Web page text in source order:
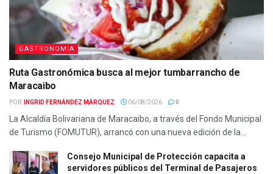
GASTRONOMIA
Ruta Gastronómica busca al mejor tumbarrancho de
Maracaibo
POR: INGRID FERNÁNDEZ MÁRQUEZ 06/08/2026 0
La Alcaldía Bolivariana de Maracaibo, a través del Fondo Municipal
de Turismo (FOMUTUR), arrancó con una nueva edición de la...
Consejo Municipal de Protección capacita a
servidores públicos del Terminal de Pasajeros